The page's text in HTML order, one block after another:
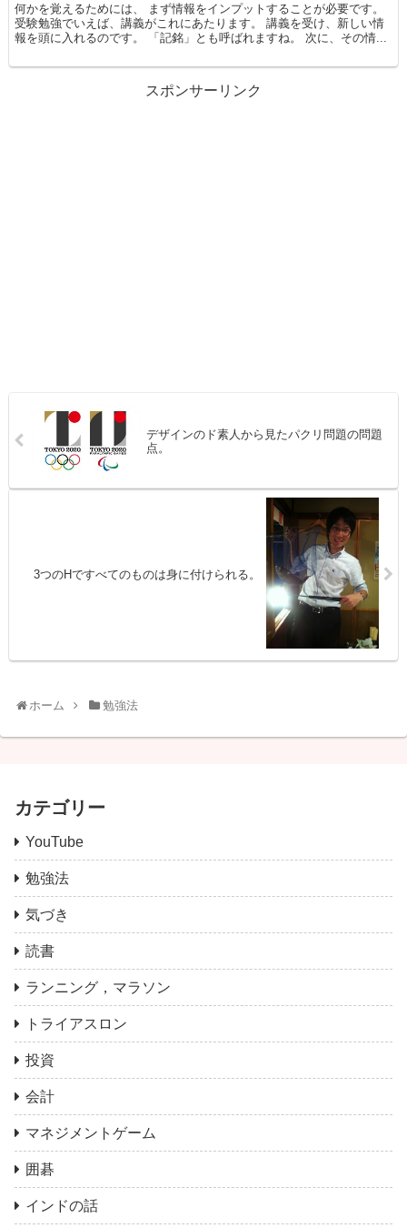
何かを覚えるためには、 まず情報をインプットすることが必要です。
受験勉強でいえば、講義がこれにあたります。 講義を受け、新しい情
報を頭に入れるのです。 「記銘」とも呼ばれますね。 次に、その情...
スポンサーリンク
デザインのド素人から見たパクリ問題の問題
点。
3つのHですべてのものは身に付けられる。
ホーム 勉強法
カテゴリー
YouTube
勉強法
気づき
読書
ランニング，マラソン
トライアスロン
投資
会計
マネジメントゲーム
囲碁
インドの話